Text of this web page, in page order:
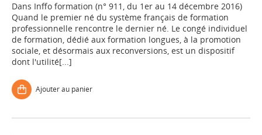
Dans Inffo formation (n° 911, du 1er au 14 décembre 2016)
Quand le premier né du système français de formation
professionnelle rencontre le dernier né. Le congé individuel
de formation, dédié aux formation longues, à la promotion
sociale, et désormais aux reconversions, est un dispositif
dont l'utilité[...]
Ajouter au panier